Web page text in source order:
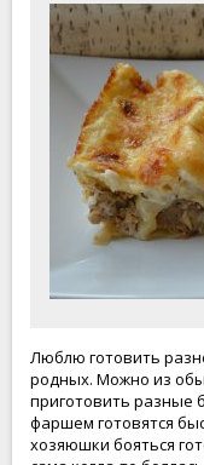
Люблю готовить
родных. Можно из
приготовить разные
фаршем готовятся
хозяюшки бояться